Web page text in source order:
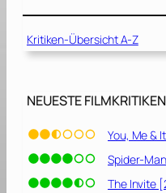
0
2
]
Kritiken-Übersicht A-Z
NEUESTE FILMKRITIKEN
You, Me &
Spider-
The Invite